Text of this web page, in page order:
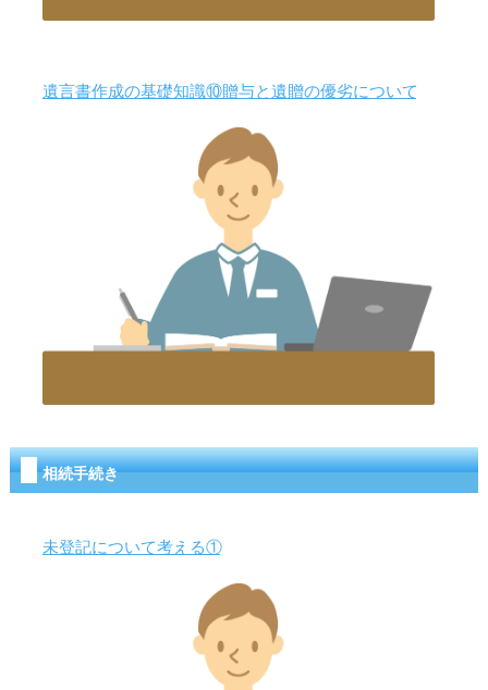
遺言書作成の基礎知識⑩贈与と遺贈の優劣について
相続手続き
未登記について考える①